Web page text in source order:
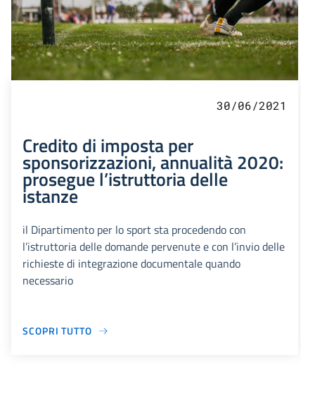
30/06/2021
Credito di imposta per
sponsorizzazioni, annualità 2020:
prosegue l’istruttoria delle
istanze
il Dipartimento per lo sport sta procedendo con
l’istruttoria delle domande pervenute e con l’invio delle
richieste di integrazione documentale quando
necessario
SCOPRI TUTTO